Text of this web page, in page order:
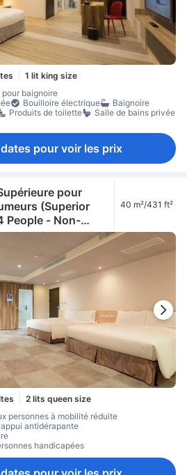
1 lit king size
baignoire
Bouilloire électrique
Baignoire
Produits de toilette
Salle de bains privée
pour voir les prix
pour
(Superior
People - Non-
40 m²/431 ft²
2 lits queen size
personnes à mobilité réduite
antidérapante
handicapées